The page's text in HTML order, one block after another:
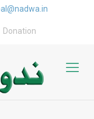
Donation